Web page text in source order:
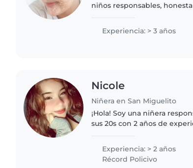
niños responsables,
..sería en todo..
Experiencia: > 3 años
Nicole
Niñera en San Miguelito
¡Hola! Soy una niñera
sus 20s con 2 años de
Experiencia: > 2 años
Récord Policivo